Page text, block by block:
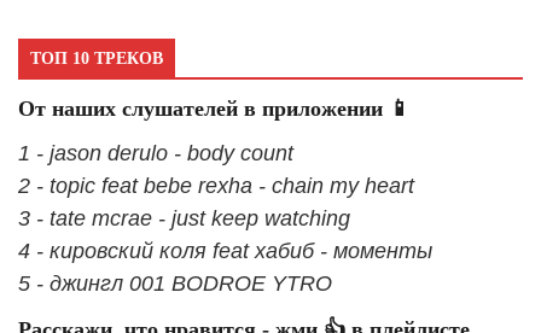
ТОП 10 ТРЕКОВ
От наших слушателей в приложении 📱
1 - jason derulo - body count
2 - topic feat bebe rexha - chain my heart
3 - tate mcrae - just keep watching
4 - кировский коля feat хабиб - моменты
5 - джингл 001 BODROE YTRO